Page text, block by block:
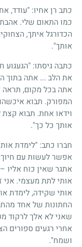
כתב רן אחיו: "עודד,
כמו התאום שלי.
הכדורגל איתך,
אותך".
כתבה גיסתו: "הגעגוע
את הלב ... אתה בתוך
אתה בכל מקום, תראה
המפורק. תבוא
וידאו אחת. תבוא קצת
אותך כל כך".
חברו כתב: "לימדת
אפשר לעשות עם
אתגר שאין כוח אליו
אותי לתת מעצמי. אני
אותי שקידה, לימדת
החתונות של אחד
שאני לא אלך לרקוד
אחרי רגעים ספורים
ושמח".